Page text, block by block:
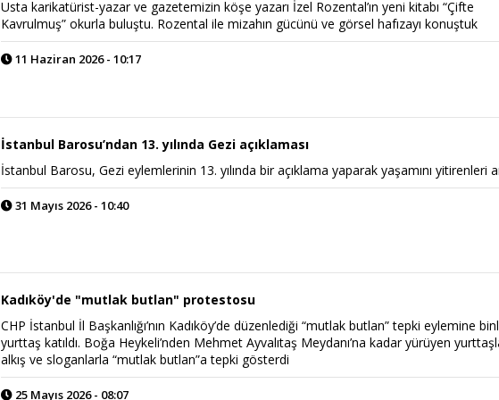
Usta karikatürist-yazar ve gazetemizin köşe yazarı İzel Rozental’ın yeni kitabı “Çifte
Kavrulmuş” okurla buluştu. Rozental ile mizahın gücünü ve görsel hafızayı konuştuk
11 Haziran 2026 - 10:17
İstanbul Barosu’ndan 13. yılında Gezi açıklaması
İstanbul Barosu, Gezi eylemlerinin 13. yılında bir açıklama yaparak yaşamını yitirenleri
31 Mayıs 2026 - 10:40
Kadıköy'de "mutlak butlan" protestosu
CHP İstanbul İl Başkanlığı’nın Kadıköy’de düzenlediği “mutlak butlan” tepki eylemine
yurttaş katıldı. Boğa Heykeli’nden Mehmet Ayvalıtaş Meydanı’na kadar yürüyen
alkış ve sloganlarla “mutlak butlan”a tepki gösterdi
25 Mayıs 2026 - 08:07
Haftanın Pusulası
Power Ballad /
Şarkısı